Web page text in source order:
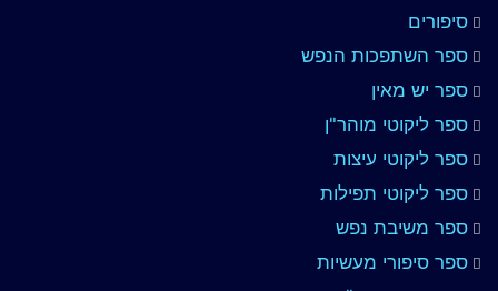
סיפורים
ספר השתפכות הנפש
ספר יש מאין
ספר ליקוטי מוהר"ן
ספר ליקוטי עיצות
ספר ליקוטי תפילות
ספר משיבת נפש
ספר סיפורי מעשיות